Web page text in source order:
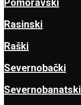
Pomoravski
Rasinski
Raški
Severnobački
Severnobanatski